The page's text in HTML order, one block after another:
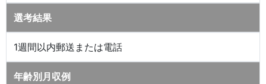
選考結果
1週間以内郵送または電話
年齢別月収例